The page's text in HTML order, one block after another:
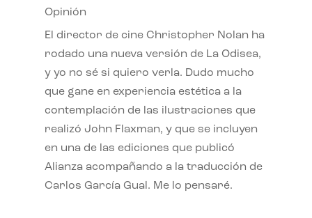
Opinión
El director de cine Christopher Nolan ha
rodado una nueva versión de La Odisea,
y yo no sé si quiero verla. Dudo mucho
que gane en experiencia estética a la
contemplación de las ilustraciones que
realizó John Flaxman, y que se incluyen
en una de las ediciones que publicó
Alianza acompañando a la traducción de
Carlos García Gual. Me lo pensaré.